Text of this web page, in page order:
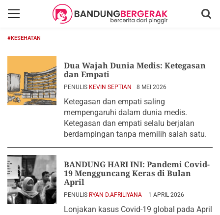
#KESEHATAN
Dua Wajah Dunia Medis: Ketegasan
dan Empati
PENULIS KEVIN SEPTIAN 8 MEI 2026
Ketegasan dan empati saling
mempengaruhi dalam dunia medis.
Ketegasan dan empati selalu berjalan
berdampingan tanpa memilih salah satu.
BANDUNG HARI INI: Pandemi Covid-
19 Mengguncang Keras di Bulan
April
PENULIS RYAN D.AFRILIYANA 1 APRIL 2026
Lonjakan kasus Covid-19 global pada April